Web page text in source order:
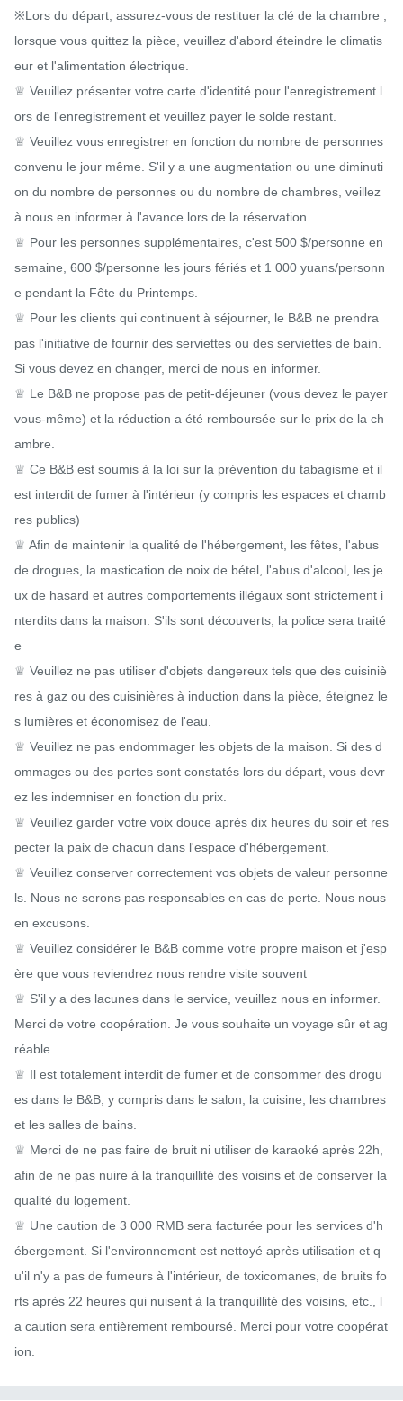
※Lors du départ, assurez-vous de restituer la clé de la chambre ;
lorsque vous quittez la pièce, veuillez d'abord éteindre le climatis
eur et l'alimentation électrique.
♕ Veuillez présenter votre carte d'identité pour l'enregistrement l
ors de l'enregistrement et veuillez payer le solde restant.
♕ Veuillez vous enregistrer en fonction du nombre de personnes
convenu le jour même. S'il y a une augmentation ou une diminuti
on du nombre de personnes ou du nombre de chambres, veillez
à nous en informer à l'avance lors de la réservation.
♕ Pour les personnes supplémentaires, c'est 500 $/personne en
semaine, 600 $/personne les jours fériés et 1 000 yuans/personn
e pendant la Fête du Printemps.
♕ Pour les clients qui continuent à séjourner, le B&B ne prendra
pas l'initiative de fournir des serviettes ou des serviettes de bain.
Si vous devez en changer, merci de nous en informer.
♕ Le B&B ne propose pas de petit-déjeuner (vous devez le payer
vous-même) et la réduction a été remboursée sur le prix de la ch
ambre.
♕ Ce B&B est soumis à la loi sur la prévention du tabagisme et il
est interdit de fumer à l'intérieur (y compris les espaces et chamb
res publics)
♕ Afin de maintenir la qualité de l'hébergement, les fêtes, l'abus
de drogues, la mastication de noix de bétel, l'abus d'alcool, les je
ux de hasard et autres comportements illégaux sont strictement i
nterdits dans la maison. S'ils sont découverts, la police sera traité
e
♕ Veuillez ne pas utiliser d'objets dangereux tels que des cuisiniè
res à gaz ou des cuisinières à induction dans la pièce, éteignez le
s lumières et économisez de l'eau.
♕ Veuillez ne pas endommager les objets de la maison. Si des d
ommages ou des pertes sont constatés lors du départ, vous devr
ez les indemniser en fonction du prix.
♕ Veuillez garder votre voix douce après dix heures du soir et res
pecter la paix de chacun dans l'espace d'hébergement.
♕ Veuillez conserver correctement vos objets de valeur personne
ls. Nous ne serons pas responsables en cas de perte. Nous nous
en excusons.
♕ Veuillez considérer le B&B comme votre propre maison et j'esp
ère que vous reviendrez nous rendre visite souvent
♕ S'il y a des lacunes dans le service, veuillez nous en informer.
Merci de votre coopération. Je vous souhaite un voyage sûr et ag
réable.
♕ Il est totalement interdit de fumer et de consommer des drogu
es dans le B&B, y compris dans le salon, la cuisine, les chambres
et les salles de bains.
♕ Merci de ne pas faire de bruit ni utiliser de karaoké après 22h,
afin de ne pas nuire à la tranquillité des voisins et de conserver la
qualité du logement.
♕ Une caution de 3 000 RMB sera facturée pour les services d'h
ébergement. Si l'environnement est nettoyé après utilisation et q
u'il n'y a pas de fumeurs à l'intérieur, de toxicomanes, de bruits fo
rts après 22 heures qui nuisent à la tranquillité des voisins, etc., l
a caution sera entièrement remboursé. Merci pour votre coopérat
ion.